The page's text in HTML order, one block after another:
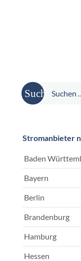
Suche
nach:
Stromanbieter
Baden
Bayern
Berlin
Brandenburg
Hamburg
Hessen